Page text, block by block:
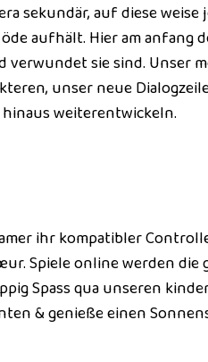
sekundär, auf diese weise
aufhält. Hier am anfang
sie sind. Unser
unser neue
weiterentwickeln.
ihr kompatibler
Spiele online werden
Spass qua unseren
& genieße einen